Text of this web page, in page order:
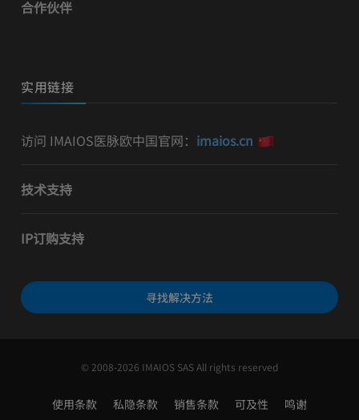
合作伙伴
实用链接
访问 IMAIOS医脉欧中国官网： imaios.cn
技术支持
IP订购支持
寻找解决方法
© 2008-2026 IMAIOS SAS All rights reserved
使用条款 私隐条款 销售条款 可及性 鸣谢